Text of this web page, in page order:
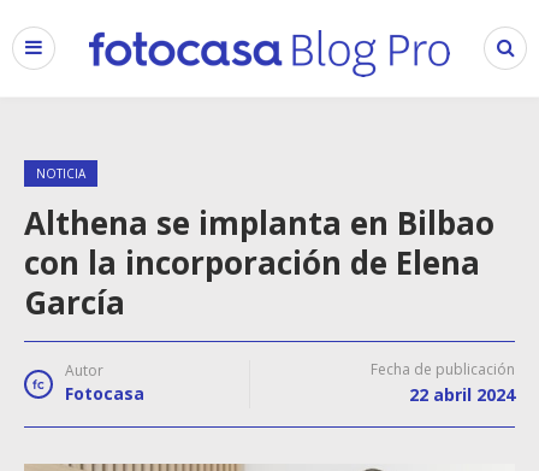
NOTICIA
Althena se implanta en Bilbao
con la incorporación de Elena
García
Autor
Fotocasa
Fecha de publicación
22 abril 2024